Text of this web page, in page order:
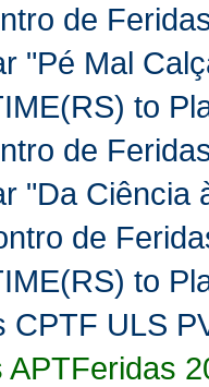
de
"Pé Mal
to
de
"Da Ciência
de
to
CPTF ULS
APTFeridas